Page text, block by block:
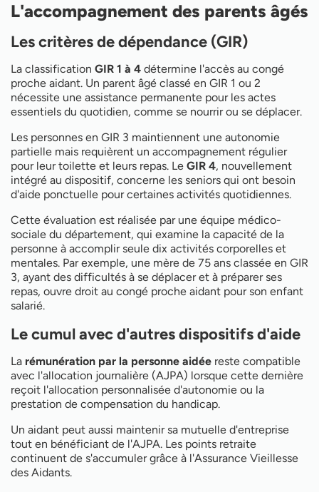
L'accompagnement des parents âgés
Les critères de dépendance (GIR)
La classification GIR 1 à 4 détermine l'accès au congé
proche aidant. Un parent âgé classé en GIR 1 ou 2
nécessite une assistance permanente pour les actes
essentiels du quotidien, comme se nourrir ou se déplacer.
Les personnes en GIR 3 maintiennent une autonomie
partielle mais requièrent un accompagnement régulier
pour leur toilette et leurs repas. Le GIR 4, nouvellement
intégré au dispositif, concerne les seniors qui ont besoin
d'aide ponctuelle pour certaines activités quotidiennes.
Cette évaluation est réalisée par une équipe médico-
sociale du département, qui examine la capacité de la
personne à accomplir seule dix activités corporelles et
mentales. Par exemple, une mère de 75 ans classée en GIR
3, ayant des difficultés à se déplacer et à préparer ses
repas, ouvre droit au congé proche aidant pour son enfant
salarié.
Le cumul avec d'autres dispositifs d'aide
La rémunération par la personne aidée reste compatible
avec l'allocation journalière (AJPA) lorsque cette dernière
reçoit l'allocation personnalisée d'autonomie ou la
prestation de compensation du handicap.
Un aidant peut aussi maintenir sa mutuelle d'entreprise
tout en bénéficiant de l'AJPA. Les points retraite
continuent de s'accumuler grâce à l'Assurance Vieillesse
des Aidants.